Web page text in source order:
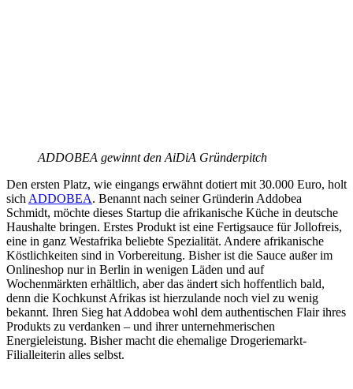
ADDOBEA gewinnt den AiDiA Gründerpitch
Den ersten Platz, wie eingangs erwähnt dotiert mit 30.000 Euro, holt
sich ADDOBEA. Benannt nach seiner Gründerin Addobea
Schmidt, möchte dieses Startup die afrikanische Küche in deutsche
Haushalte bringen. Erstes Produkt ist eine Fertigsauce für Jollofreis,
eine in ganz Westafrika beliebte Spezialität. Andere afrikanische
Köstlichkeiten sind in Vorbereitung. Bisher ist die Sauce außer im
Onlineshop nur in Berlin in wenigen Läden und auf
Wochenmärkten erhältlich, aber das ändert sich hoffentlich bald,
denn die Kochkunst Afrikas ist hierzulande noch viel zu wenig
bekannt. Ihren Sieg hat Addobea wohl dem authentischen Flair ihres
Produkts zu verdanken – und ihrer unternehmerischen
Energieleistung. Bisher macht die ehemalige Drogeriemarkt-
Filialleiterin alles selbst.